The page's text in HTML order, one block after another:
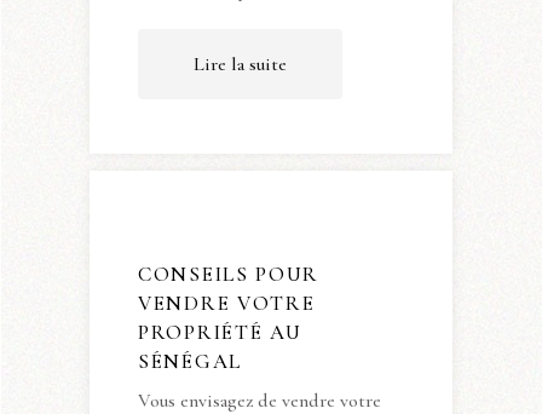
Lire la suite
CONSEILS POUR
VENDRE VOTRE
PROPRIÉTÉ AU
SÉNÉGAL
Vous envisagez de vendre votre